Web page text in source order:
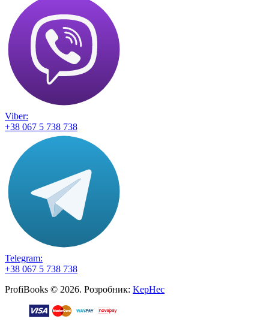
Viber:
+38 067 5 738 738
Telegram:
+38 067 5 738 738
ProfiBooks © 2026. Розробник: KepHec